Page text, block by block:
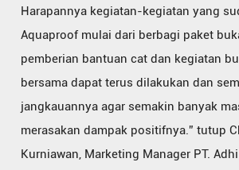
Harapannya kegiatan-kegiatan yang
Aquaproof mulai dari berbagi paket
pemberian bantuan cat dan kegiatan
bersama dapat terus dilakukan dan
jangkauannya agar semakin banyak
merasakan dampak positifnya.” tutup
Kurniawan, Marketing Manager PT.